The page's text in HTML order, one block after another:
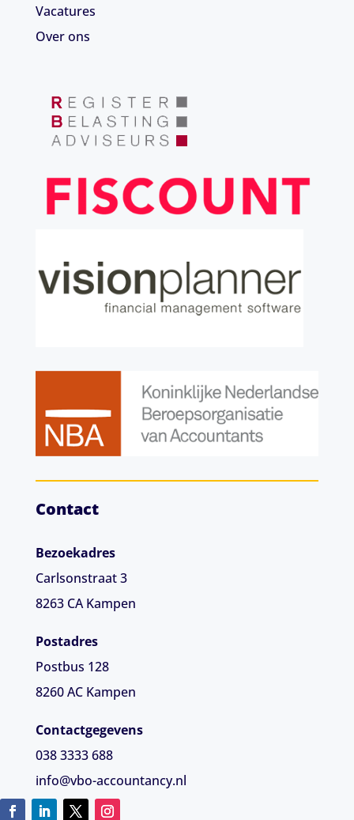
Vacatures
Over ons
Contact
Bezoekadres
Carlsonstraat 3
8263 CA Kampen
Postadres
Postbus 128
8260 AC Kampen
Contactgegevens
038 3333 688
info@vbo-accountancy.nl